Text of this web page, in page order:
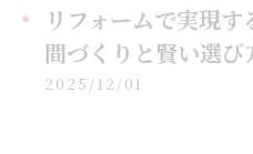
リフォームで実現
間づくりと賢い選び
2025/12/01